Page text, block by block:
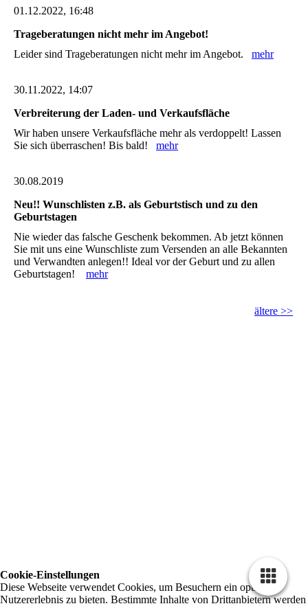
01.12.2022, 16:48
Trageberatungen nicht mehr im Angebot!
Leider sind Trageberatungen nicht mehr im Angebot. mehr
30.11.2022, 14:07
Verbreiterung der Laden- und Verkaufsfläche
Wir haben unsere Verkaufsfläche mehr als verdoppelt! Lassen
Sie sich überraschen! Bis bald! mehr
30.08.2019
Neu!! Wunschlisten z.B. als Geburtstisch und zu den
Geburtstagen
Nie wieder das falsche Geschenk bekommen. Ab jetzt können
Sie mit uns eine Wunschliste zum Versenden an alle Bekannten
und Verwandten anlegen!! Ideal vor der Geburt und zu allen
Geburtstagen! mehr
ältere >>
Cookie-Einstellungen
Diese Webseite verwendet Cookies, um Besuchern ein optimales
Nutzererlebnis zu bieten. Bestimmte Inhalte von Drittanbietern werden